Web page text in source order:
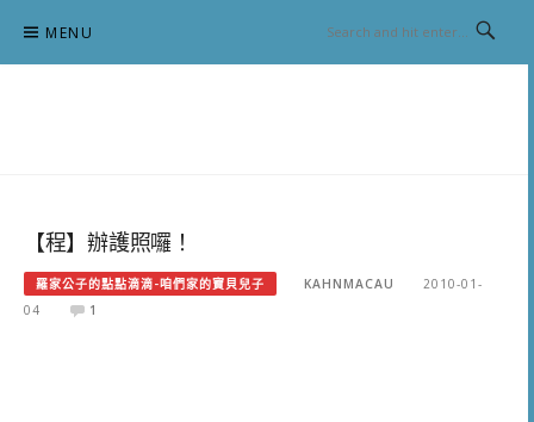
content
MENU
【程】辦護照囉！
羅家公子的點點滴滴-咱們家的寶貝兒子 KAHNMACAU
2010-01-
04
1